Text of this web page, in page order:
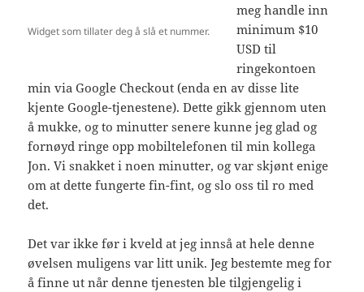
Widget som tillater deg å slå et nummer.
meg handle inn
minimum $10
USD til
ringekontoen
min via Google Checkout (enda en av disse lite
kjente Google-tjenestene). Dette gikk gjennom uten
å mukke, og to minutter senere kunne jeg glad og
fornøyd ringe opp mobiltelefonen til min kollega
Jon. Vi snakket i noen minutter, og var skjønt enige
om at dette fungerte fin-fint, og slo oss til ro med
det.
Det var ikke før i kveld at jeg innså at hele denne
øvelsen muligens var litt unik. Jeg bestemte meg for
å finne ut når denne tjenesten ble tilgjengelig i